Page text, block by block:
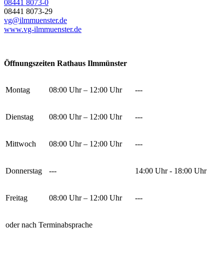
08441 8073-0
08441 8073-29
vg@ilmmuenster.de
www.vg-ilmmuenster.de
Öffnungszeiten Rathaus Ilmmünster
Montag 08:00 Uhr – 12:00 Uhr ---
Dienstag 08:00 Uhr – 12:00 Uhr ---
Mittwoch 08:00 Uhr – 12:00 Uhr ---
Donnerstag --- 14:00 Uhr - 18:00 Uhr
Freitag 08:00 Uhr – 12:00 Uhr ---
oder nach Terminabsprache